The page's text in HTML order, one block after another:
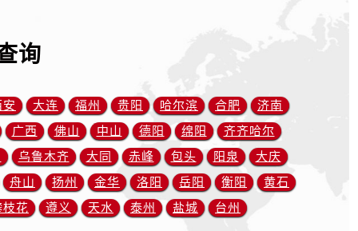
询
安 大连 福州 贵阳 哈尔滨 合肥
济南
广西
佛山 中山 德阳 绵阳
齐齐哈尔
乌鲁木齐 大同 赤峰 包头 阳泉
大庆
舟山
扬州 金华 洛阳 岳阳 衡阳
黄石
枝花
遵义 天水 泰州 盐城 台州